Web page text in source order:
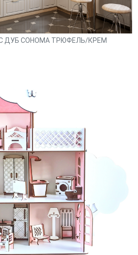
ДУБ СОНОМА ТРЮФЕЛЬ/КРЕМ